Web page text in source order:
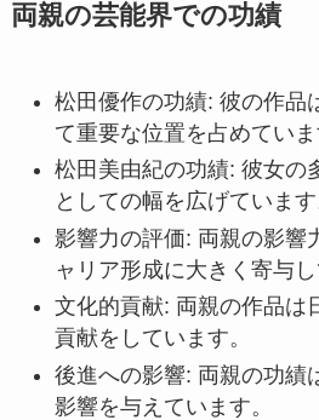
両親の芸能界での功績
松田優作の功績: 彼の作品
て重要な位置を占めていま
松田美由紀の功績: 彼女の
としての幅を広げています
影響力の評価: 両親の影響
ャリア形成に大きく寄与し
文化的貢献: 両親の作品は
貢献をしています。
後進への影響: 両親の功績
影響を与えています。